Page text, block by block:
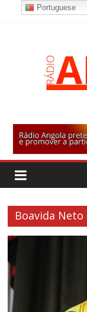
Boavida Neto
Portuguese